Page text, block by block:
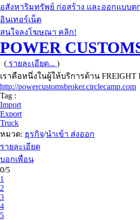
อสังหาริมทรัพย์ ก่อสร้าง และออกแบบต
อินเทอร์เน็ต
สนใจลงโฆษณา คลิก!
POWER
( รายละเอียด... )
เราคือหนึ่งในผู้ให้บริการด้าน FREIGHT
http://powercustomsbroker.circlecamp.com
Tag :
Import
Export
Truck
หมวด: ธุรกิจ/นำเข้า ส่งออก
รายละเอียด
บอกเพื่อน
0/5
1
2
3
4
5